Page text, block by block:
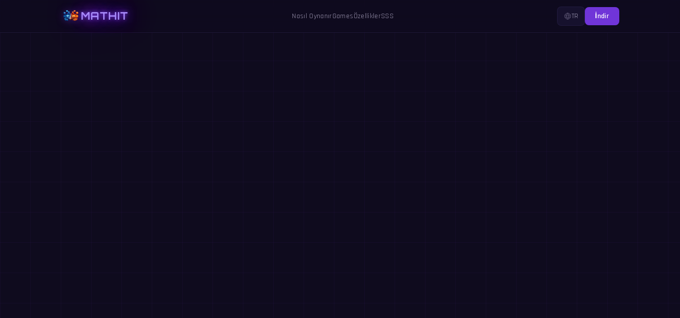
MATHIT Nasıl OynanırGamesÖzelliklerSSS TR İndir